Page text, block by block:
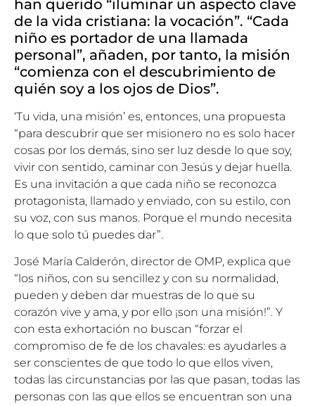
han querido “iluminar un aspecto clave
de la vida cristiana: la vocación”. “Cada
niño es portador de una llamada
personal”, añaden, por tanto, la misión
“comienza con el descubrimiento de
quién soy a los ojos de Dios”.
‘Tu vida, una misión’ es, entonces, una propuesta
“para descubrir que ser misionero no es solo hacer
cosas por los demás, sino ser luz desde lo que soy,
vivir con sentido, caminar con Jesús y dejar huella.
Es una invitación a que cada niño se reconozca
protagonista, llamado y enviado, con su estilo, con
su voz, con sus manos. Porque el mundo necesita
lo que solo tú puedes dar”.
José María Calderón, director de OMP, explica que
“los niños, con su sencillez y con su normalidad,
pueden y deben dar muestras de lo que su
corazón vive y ama, y por ello ¡son una misión!”. Y
con esta exhortación no buscan “forzar el
compromiso de fe de los chavales: es ayudarles a
ser conscientes de que todo lo que ellos viven,
todas las circunstancias por las que pasan, todas las
personas con las que ellos se encuentran son una